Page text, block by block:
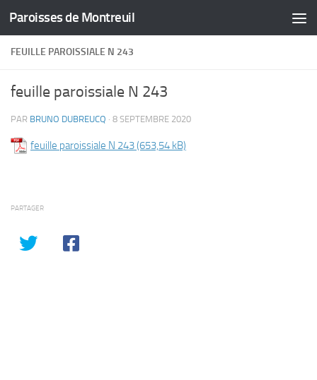
Skip to content
Paroisses de Montreuil
FEUILLE PAROISSIALE N 243
feuille paroissiale N 243
PAR BRUNO DUBREUCQ · 8 SEPTEMBRE 2020
feuille paroissiale N 243
PARTAGER